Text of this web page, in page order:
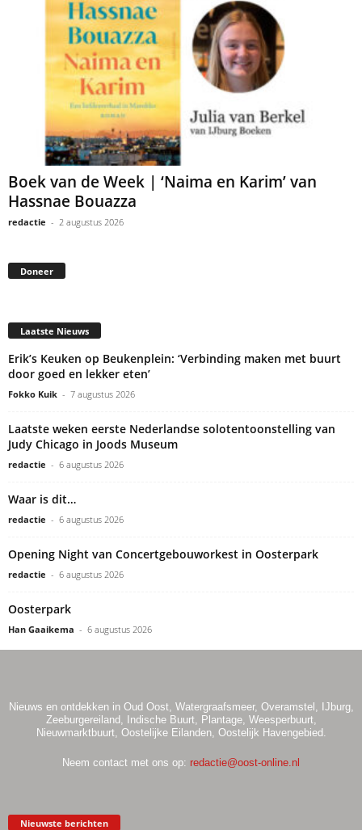
Boek van de Week | ‘Naima en Karim’ van
Hassnae Bouazza
redactie - 2 augustus 2026
Doneer
Laatste Nieuws
Erik’s Keuken op Beukenplein: ‘Verbinding maken met buurt
door goed en lekker eten’
Fokko Kuik - 7 augustus 2026
Laatste weken eerste Nederlandse solotentoonstelling van
Judy Chicago in Joods Museum
redactie - 6 augustus 2026
Waar is dit…
redactie - 6 augustus 2026
Opening Night van Concertgebouworkest in Oosterpark
redactie - 6 augustus 2026
Oosterpark
Han Gaaikema - 6 augustus 2026
Nieuws en ontdekken in Oud Oost, Watergraafsmeer, Overamstel, IJburg,
Zeeburgereiland, Indische Buurt, Plantage, Weesperbuurt,
Nieuwmarktbuurt, Oostelijke Eilanden, Oostelijk Havengebied.
Neem contact met ons op: redactie@oost-online.nl
Nieuwste berichten